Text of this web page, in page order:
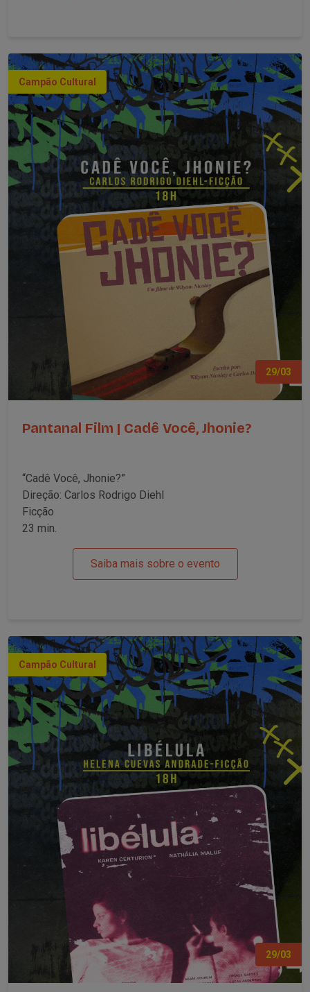
Campão Cultural
29/03
Pantanal Film | Cadê Você, Jhonie?
“Cadê Você, Jhonie?”
Direção: Carlos Rodrigo Diehl
Ficção
23 min.
Saiba mais sobre o evento
Campão Cultural
29/03